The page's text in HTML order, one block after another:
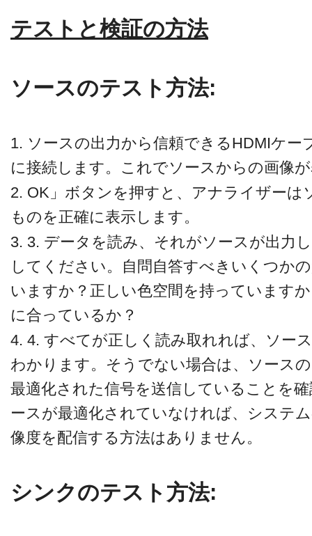
テストと検証の方法
ソースのテスト方法:
1. ソースの出力から信頼できるHDMIケー
に接続します。これでソースからの画像
2. OK」ボタンを押すと、アナライザーは
ものを正確に表示します。
3. 3. データを読み、それがソースが出力
してください。自問自答すべきいくつか
いますか？正しい色空間を持っています
に合っているか？
4. 4. すべてが正しく読み取れれば、ソー
わかります。そうでない場合は、ソース
最適化された信号を送信していることを
ースが最適化されていなければ、システ
像度を配信する方法はありません。
シンクのテスト方法: